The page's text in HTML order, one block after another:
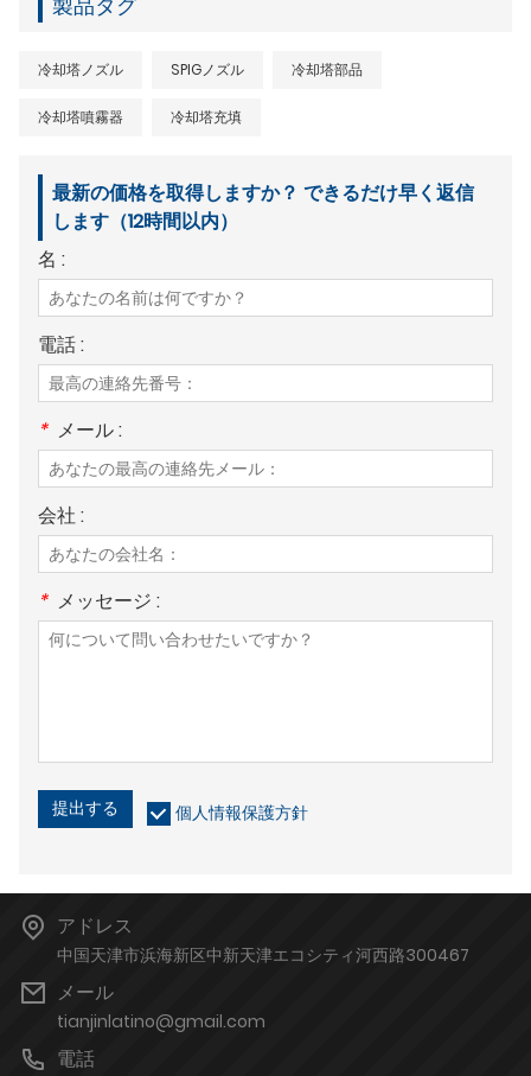
冷却塔ノズル SPIGノズル 冷却塔部品
冷却塔噴霧器 冷却塔充填
最新の価格を取得しますか？ できるだけ早く返信
します（12時間以内）
名 :
電話 :
* メール :
会社 :
* メッセージ :
提出する 個人情報保護方針
アドレス
中国天津市浜海新区中新天津エコシティ河西路300467
メール
tianjinlatino@gmail.com
電話